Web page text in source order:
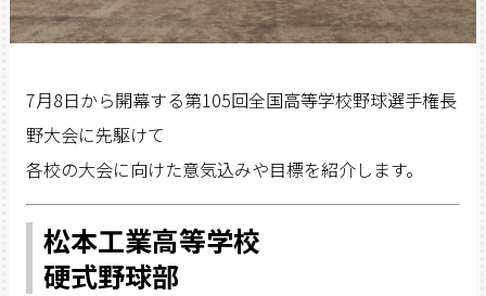
7月8日から開幕する第105回全国高等学校野球選手権長
野大会に先駆けて
各校の大会に向けた意気込みや目標を紹介します。
松本工業高等学校
硬式野球部